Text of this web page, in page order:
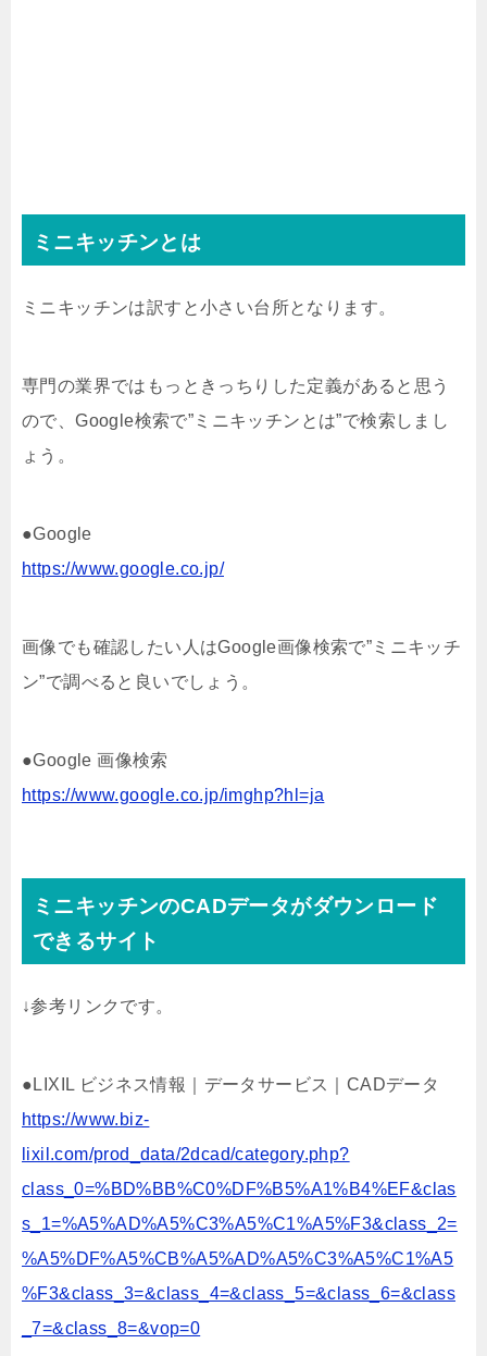
ミニキッチンとは
ミニキッチンは訳すと小さい台所となります。
専門の業界ではもっときっちりした定義があると思う
ので、Google検索で”ミニキッチンとは”で検索しまし
ょう。
●Google
https://www.google.co.jp/
画像でも確認したい人はGoogle画像検索で”ミニキッチ
ン”で調べると良いでしょう。
●Google 画像検索
https://www.google.co.jp/imghp?hl=ja
ミニキッチンのCADデータがダウンロード
できるサイト
↓参考リンクです。
●LIXIL ビジネス情報｜データサービス｜CADデータ
https://www.biz-
lixil.com/prod_data/2dcad/category.php?
class_0=%BD%BB%C0%DF%B5%A1%B4%EF&clas
s_1=%A5%AD%A5%C3%A5%C1%A5%F3&class_2=
%A5%DF%A5%CB%A5%AD%A5%C3%A5%C1%A5
%F3&class_3=&class_4=&class_5=&class_6=&class
_7=&class_8=&vop=0